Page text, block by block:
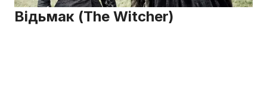
Відьмак (The Witcher)